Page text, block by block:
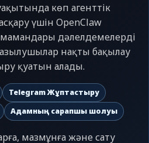
көп агенттік
үшін OpenClaw
мамандары дәлелдемелерді
нақты бақылау
қуатын алады.
Telegram Жұптастыру
Адамның сарапшы шолуы
мазмұнға және сату